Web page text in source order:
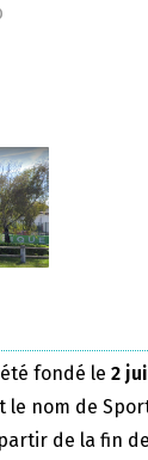
fondé le 2
le nom de
de la fin